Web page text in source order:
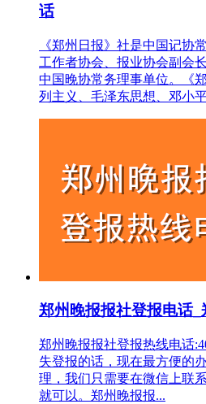
话
《郑州日报》社是中国记协
工作者协会、报业协会副会
中国晚协常务理事单位。《
列主义、毛泽东思想、邓小
郑州晚报报社登报电话
郑州晚报报社登报热线电话
失登报的话，现在最方便的
理，我们只需要在微信上联
就可以。郑州晚报报...